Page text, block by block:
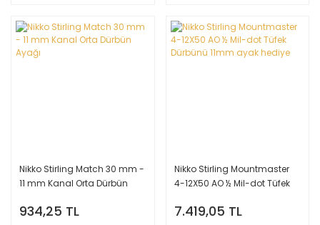
Nikko Stirling Match 30 mm -
11 mm Kanal Orta Dürbün
934,25 TL
Nikko Stirling Mountmaster
4-12X50 AO ½ Mil-dot Tüfek
7.419,05 TL